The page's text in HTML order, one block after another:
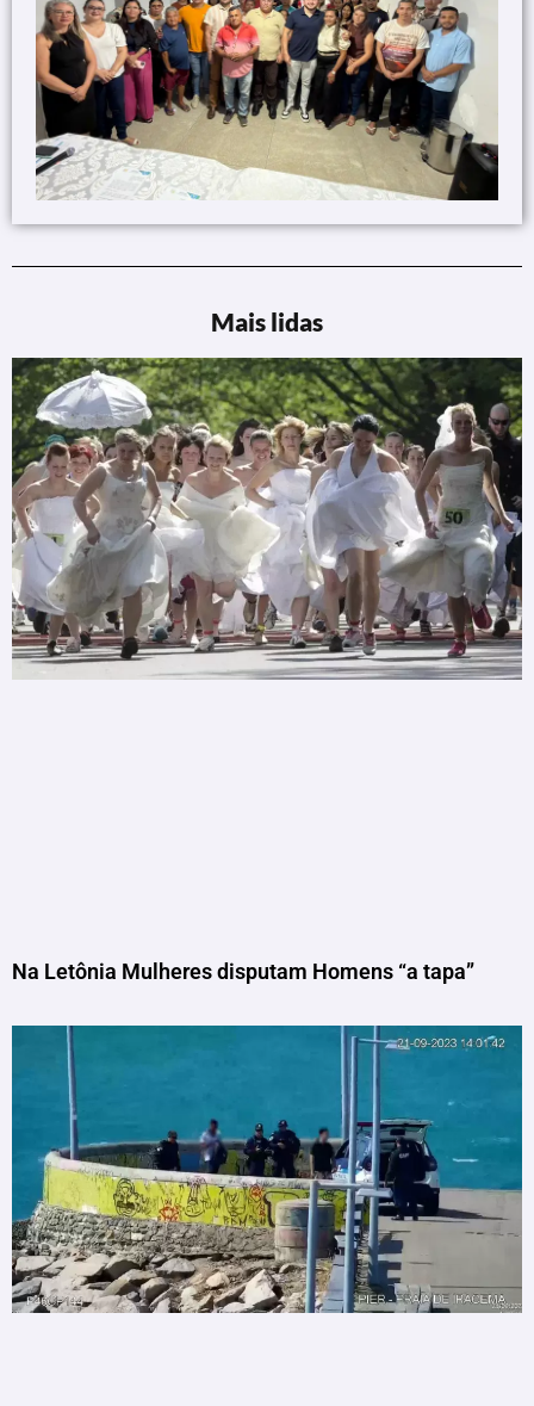
Mais lidas
Na Letônia Mulheres disputam Homens “a tapa”